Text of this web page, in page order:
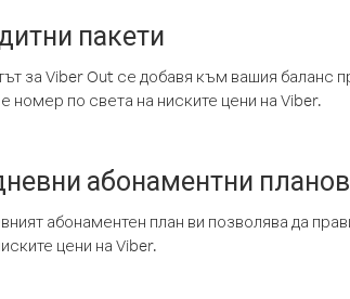
пакети
за Viber Out се добавя към вашия баланс
номер по света на ниските цени на Viber.
абонаментни
абонаментен план ви позволява да
цени на Viber.